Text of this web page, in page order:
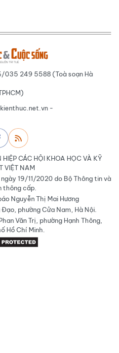
035 249 5588 (Toà soạn Hà
-
CÁC HỘI KHOA HỌC VÀ KỸ
VIỆT NAM
19/11/2020 do Bộ Thông tin và
thông cấp.
Nguyễn Thị Mai Hương
phường Cửa Nam, Hà Nội.
Văn Trị, phường Hạnh Thông,
Hồ Chí Minh.